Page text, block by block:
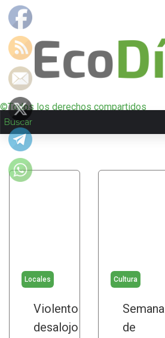
©Todos los derechos compartidos
Locales
Violento
desalojo
Cultura
Semana
de